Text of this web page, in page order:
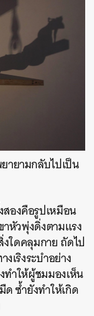
ายามกลับไปเป็น
สองคือรูปเหมือน
หัวพุ่งดิ่งตามแรง
งใดคลุมกาย ถัดไป
เริงระบำอย่าง
ทำให้ผู้ชมมองเห็น
ซ้ำยังทำให้เกิด